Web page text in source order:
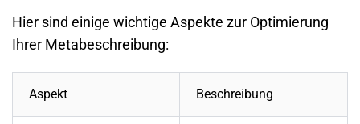
Hier sind einige wichtige Aspekte zur Optimierung
Ihrer Metabeschreibung:
Aspekt Beschreibung